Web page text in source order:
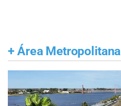
+ Área Metropolitana